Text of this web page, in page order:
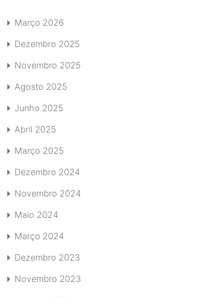
Março 2026
Dezembro 2025
Novembro 2025
Agosto 2025
Junho 2025
Abril 2025
Março 2025
Dezembro 2024
Novembro 2024
Maio 2024
Março 2024
Dezembro 2023
Novembro 2023